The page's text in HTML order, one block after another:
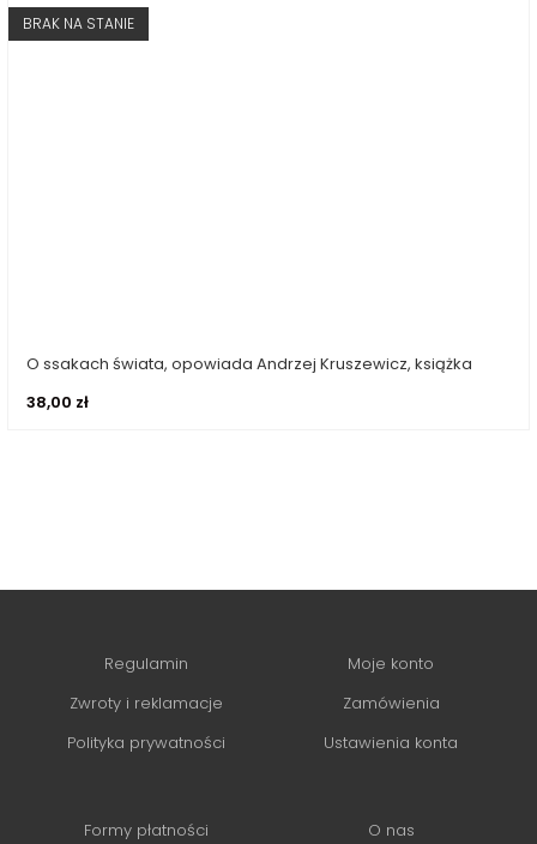
BRAK NA STANIE
Dowiedz się więcej
O ssakach świata, opowiada Andrzej Kruszewicz, książka
38,00 zł
Regulamin
Zwroty i reklamacje
Polityka prywatności
Moje konto
Zamówienia
Ustawienia konta
Formy płatności O nas